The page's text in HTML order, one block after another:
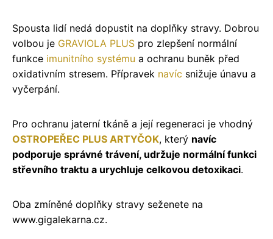
Spousta lidí nedá dopustit na doplňky stravy. Dobrou
volbou je GRAVIOLA PLUS pro zlepšení normální
funkce imunitního systému a ochranu buněk před
oxidativním stresem. Přípravek navíc snižuje únavu a
vyčerpání.
Pro ochranu jaterní tkáně a její regeneraci je vhodný
OSTROPEŘEC PLUS ARTYČOK, který navíc
podporuje správné trávení, udržuje normální funkci
střevního traktu a urychluje celkovou detoxikaci.
Oba zmíněné doplňky stravy seženete na
www.gigalekarna.cz.